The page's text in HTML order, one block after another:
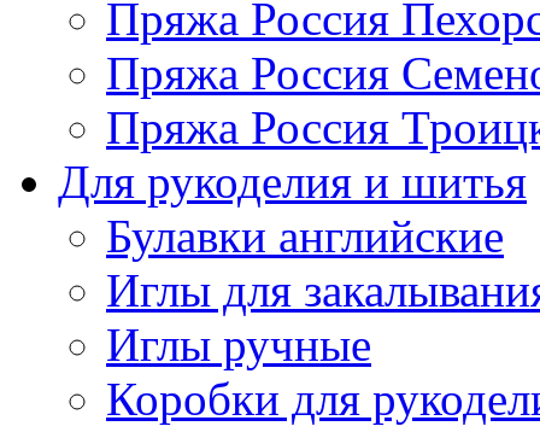
Пряжа Россия
Пряжа Россия
Пряжа Россия
Для рукоделия и шитья
Булавки английские
Иглы для
Иглы ручные
Коробки для